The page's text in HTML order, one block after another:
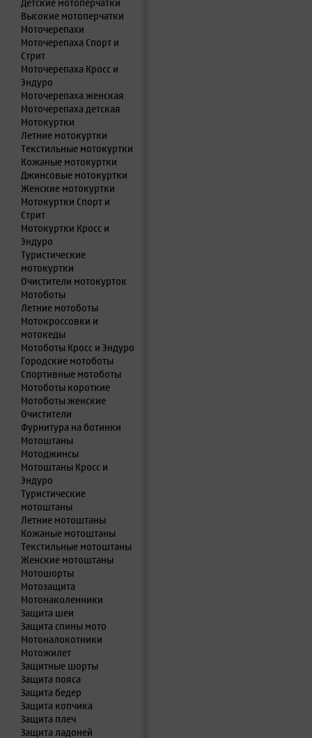
Высокие мотоперчатки
Моточерепахи
Моточерепаха Спорт и
Стрит
Моточерепаха Кросс и
Эндуро
Моточерепаха женская
Моточерепаха детская
Мотокуртки
Летние мотокуртки
Текстильные мотокуртки
Кожаные мотокуртки
Джинсовые мотокуртки
Женские мотокуртки
Мотокуртки Спорт и
Стрит
Мотокуртки Кросс и
Эндуро
Туристические
мотокуртки
Очистители мотокурток
Мотоботы
Летние мотоботы
Мотокроссовки и
мотокеды
Мотоботы Кросс и Эндуро
Городские мотоботы
Спортивные мотоботы
Мотоботы короткие
Мотоботы женские
Очистители
Фурнитура на ботинки
Мотоштаны
Мотоджинсы
Мотоштаны Кросс и
Эндуро
Туристические
мотоштаны
Летние мотоштаны
Кожаные мотоштаны
Текстильные мотоштаны
Женские мотоштаны
Мотошорты
Мотозащита
Мотонаколенники
Защита шеи
Защита спины мото
Мотоналокотники
Мотожилет
Защитные шорты
Защита пояса
Защита бедер
Защита копчика
Защита плеч
Защита ладоней